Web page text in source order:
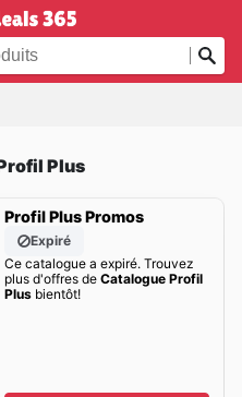
Plus
Profil Plus Promos
Expiré
Ce catalogue a expiré. Trouvez
plus d'offres de Catalogue Profil
Plusbientôt!